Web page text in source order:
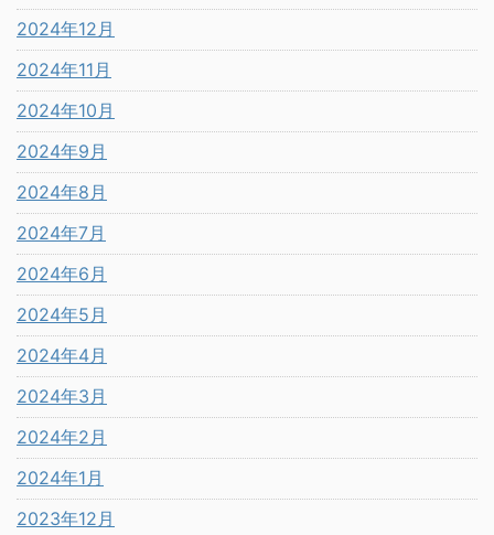
2024年12月
2024年11月
2024年10月
2024年9月
2024年8月
2024年7月
2024年6月
2024年5月
2024年4月
2024年3月
2024年2月
2024年1月
2023年12月